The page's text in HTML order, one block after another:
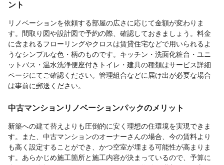
ント
リノベーションを依頼する部屋の広さに応じて金額が変わりま
す。間取り図や設計図で予約の際、確認しておきましょう。料金
に含まれるフローリングやクロスは賃貸住宅などで用いられるよ
うなシンプルな色・柄のものです。キッチン・洗面化粧台・ユニ
ットバス・温水洗浄便座付きトイレ・建具の種類はサービス詳細
ページにてご確認ください。管理組合などに届け出が必要な場合
は事前に郵送ください。
中古マンションリノベーションパックのメリット
新築への建て替えよりも圧倒的に安く理想の住環境を実現できま
す。また、中古マンションのオーナーさんの場合、今の賃料より
も高く設定することができ、かつ空室が埋まる可能性が高まりま
す。あらかじめ施工箇所と施工内容が決まっているので、予算に